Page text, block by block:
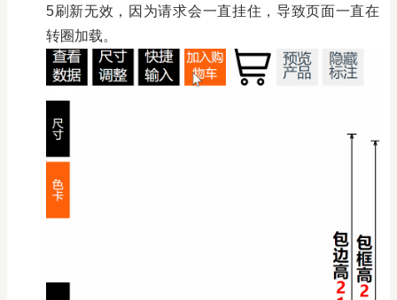
5刷新无效，因为请求会一直挂住，导致页面一直在
转圈加载。